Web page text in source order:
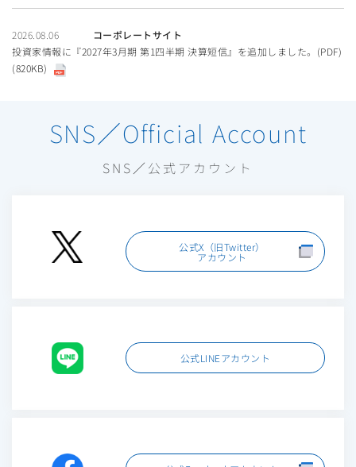
2026.08.06
コーポレートサイト
投資家情報に『2027年3月期 第1四半期 決算短信』を追加しました。(PDF)
(820KB)
SNS／Official Account
SNS／公式アカウント
公式X（旧Twitter）
アカウント
公式LINEアカウント